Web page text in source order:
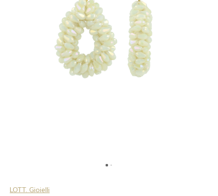
LOTT. Gioielli